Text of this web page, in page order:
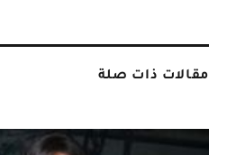
مقالات ذات صلة